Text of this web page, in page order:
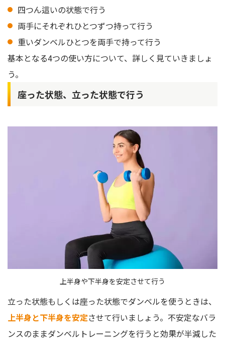
四つん這いの状態で行う
両手にそれぞれひとつずつ持って行う
重いダンベルひとつを両手で持って行う
基本となる4つの使い方について、詳しく見ていきましょ
う。
座った状態、立った状態で行う
上半身や下半身を安定させて行う
立った状態もしくは座った状態でダンベルを使うときは、
上半身と下半身を安定させて行いましょう。不安定なバラ
ンスのままダンベルトレーニングを行うと効果が半減した